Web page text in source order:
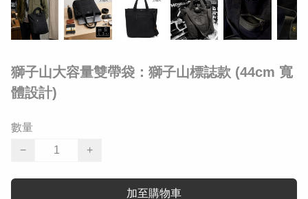
獅子山大容量雙帶袋：獅子山標誌款 (44cm 寬
體設計)
數量
−
+
加至購物車